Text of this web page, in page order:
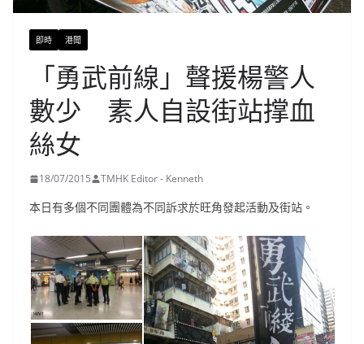
即時 港聞
「勇武前線」聲援楊警人
數少 素人自設街站撑血
絲女
18/07/2015 TMHK Editor - Kenneth
本日有多個不同團體為不同訴求於旺角發起活動及街站。